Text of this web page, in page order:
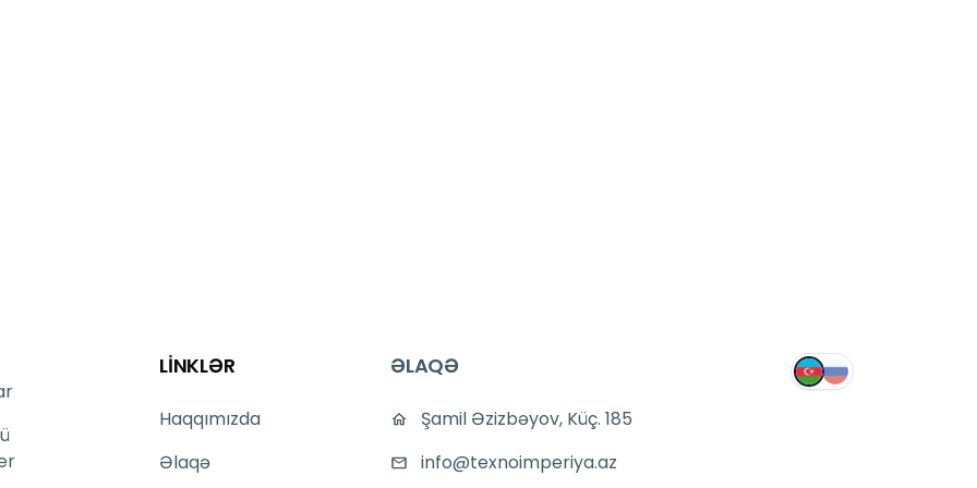
LİNKLƏR
Haqqımızda
Əlaqə
ƏLAQƏ
Şamil Əzizbəyov, Küç. 185
info@texnoimperiya.az